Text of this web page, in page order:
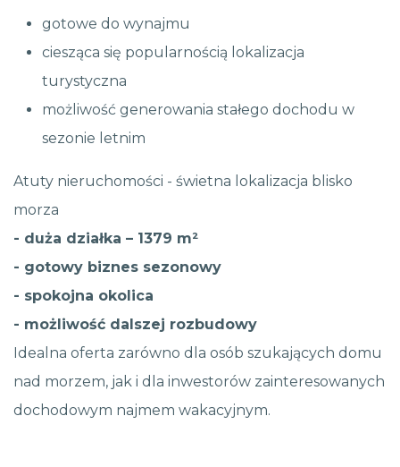
gotowe do wynajmu
ciesząca się popularnością lokalizacja
turystyczna
możliwość generowania stałego dochodu w
sezonie letnim
Atuty nieruchomości - świetna lokalizacja blisko
morza
- duża działka – 1379 m²
- gotowy biznes sezonowy
- spokojna okolica
- możliwość dalszej rozbudowy
Idealna oferta zarówno dla osób szukających domu
nad morzem, jak i dla inwestorów zainteresowanych
dochodowym najmem wakacyjnym.